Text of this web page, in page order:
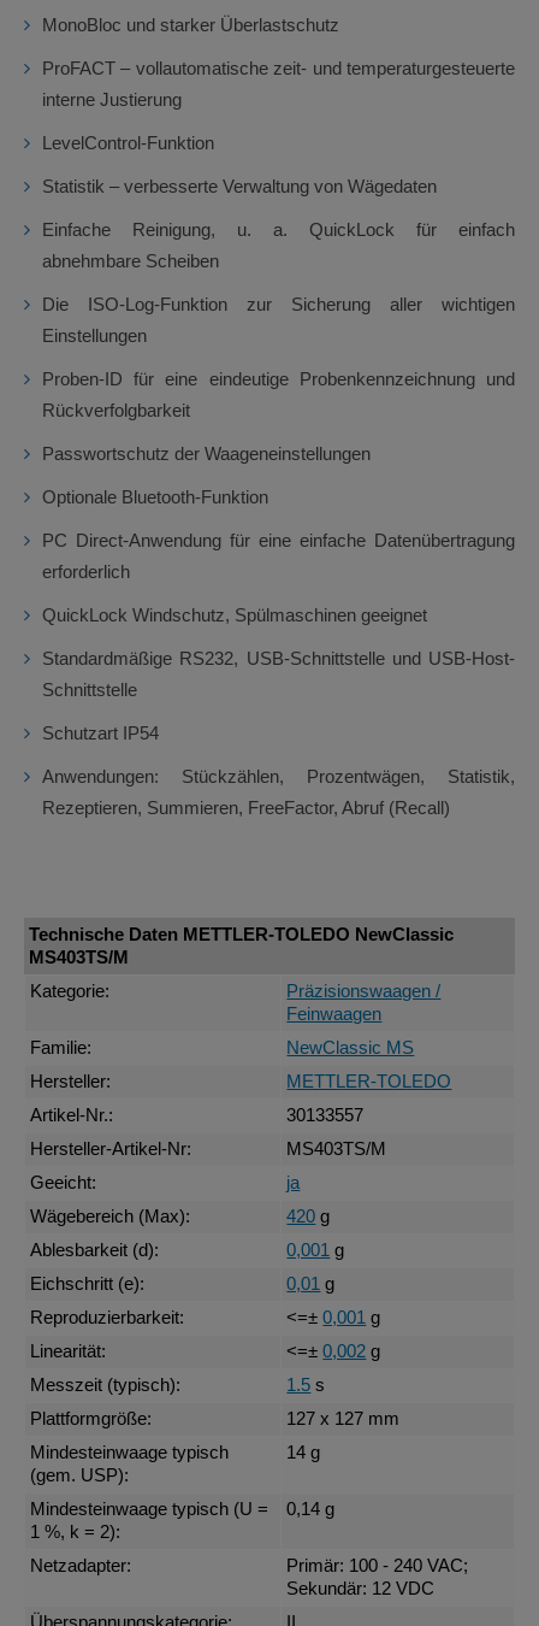
MonoBloc und starker Überlastschutz
ProFACT – vollautomatische zeit- und temperaturgesteuerte
interne Justierung
LevelControl-Funktion
Statistik – verbesserte Verwaltung von Wägedaten
Einfache Reinigung, u. a. QuickLock für einfach
abnehmbare Scheiben
Die ISO-Log-Funktion zur Sicherung aller wichtigen
Einstellungen
Proben-ID für eine eindeutige Probenkennzeichnung und
Rückverfolgbarkeit
Passwortschutz der Waageneinstellungen
Optionale Bluetooth-Funktion
PC Direct-Anwendung für eine einfache Datenübertragung
erforderlich
QuickLock Windschutz, Spülmaschinen geeignet
Standardmäßige RS232, USB-Schnittstelle und USB-Host-
Schnittstelle
Schutzart IP54
Anwendungen: Stückzählen, Prozentwägen, Statistik,
Rezeptieren, Summieren, FreeFactor, Abruf (Recall)
Technische Daten METTLER-TOLEDO NewClassic
MS403TS/M
Kategorie:
Präzisionswaagen /
Feinwaagen
Familie:
NewClassic MS
Hersteller:
METTLER-TOLEDO
Artikel-Nr.:
30133557
Hersteller-Artikel-Nr:
MS403TS/M
Geeicht:
ja
Wägebereich (Max):
420 g
Ablesbarkeit (d):
0,001 g
Eichschritt (e):
0,01 g
Reproduzierbarkeit:
<=±0,001 g
Linearität:
<=±0,002 g
Messzeit (typisch):
1.5 s
Plattformgröße:
127 x 127 mm
Mindesteinwaage typisch
(gem. USP):
14 g
Mindesteinwaage typisch (U =
1 %, k = 2):
0,14 g
Netzadapter:
Primär: 100 - 240 VAC;
Sekundär: 12 VDC